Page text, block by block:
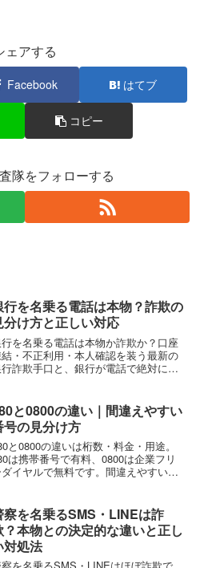
ェアする
Facebook はてブ
コピー
隊をフォローする
行を名乗る電話は本物？詐欺の
分け方と正しい対応
を名乗る電話は本物か詐欺か？口座
・不正利用・本人確認を装う最新の
詐欺手口と、銀行が電話で絶対にし
と0800の違い｜間違えやすい
号の見分け方
と0800の違いは桁数・料金・用途。
は携帯番号で有料、0800は企業フリ
イヤルで無料です。間違えやすい番
察を名乗るSMS・LINEは詐
？本物との決定的な違いと正し
対処法